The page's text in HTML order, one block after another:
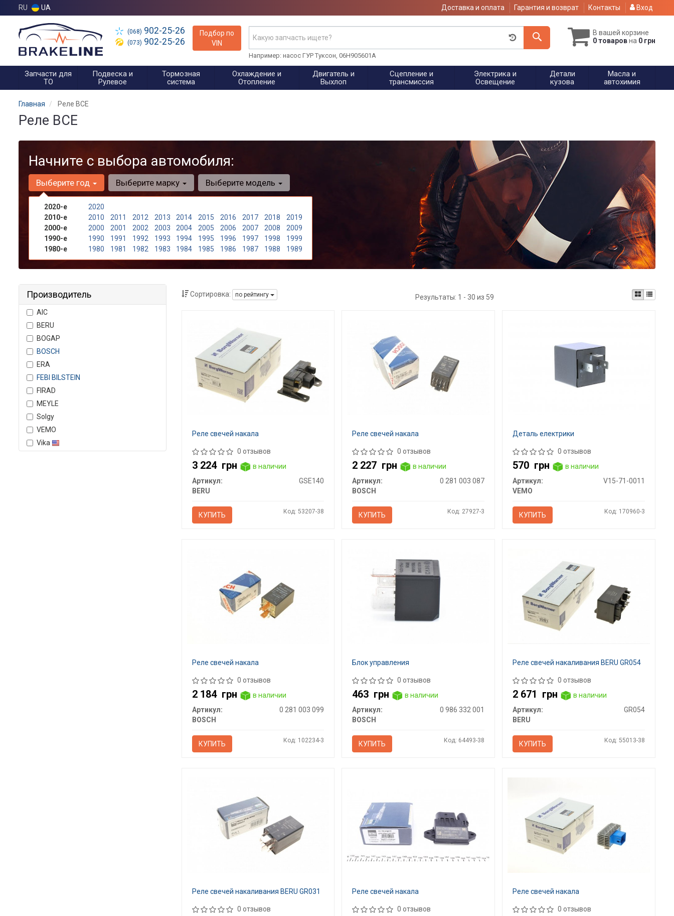
RU UA Доставка и оплата Гарантия и возврат Контакты Вход
(068) 902-25-26
(073) 902-25-26
Подбор по
VIN
В вашей корзине
0 товаровна 0 грн
Например: насос ГУР Туксон, 06H905601A
Запчасти для
ТО
Подвеска и
Рулевое
Тормозная
система
Охлаждение и
Отопление
Двигатель и
Выхлоп
Сцепление и
трансмиссия
Электрика и
Освещение
Детали
кузова
Масла и
автохимия
Главная Реле ВСЕ
Реле ВСЕ
Начните с выбора автомобиля:
Выберите год
2020-е
2020
2010-е
2010 2011 2012 2013 2014 2015 2016 2017 2018
2019
2000-е
2000 2001 2002 2003 2004 2005 2006 2007 2008
2009
1990-е
1990 1991 1992 1993 1994 1995 1996 1997 1998
1999
1980-е
1980 1981 1982 1983 1984 1985 1986 1987 1988 1989
Выберите марку Выберите модель
Производитель
AIC
BERU
BOGAP
BOSCH
ERA
FEBI BILSTEIN
FIRAD
MEYLE
Solgy
VEMO
Vika
Сортировка: по рейтингу Результаты: 1 - 30 из 59
Реле свечей накала
0 отзывов
3 224 грн
в наличии
Артикул:
GSE140
BERU
КУПИТЬ Код: 53207-38
Реле свечей накала
0 отзывов
2 227 грн
в наличии
Артикул:
0 281 003 087
BOSCH
КУПИТЬ Код: 27927-3
Деталь електрики
0 отзывов
570 грн
в наличии
Артикул:
V15-71-0011
VEMO
КУПИТЬ Код: 170960-3
Реле свечей накала
0 отзывов
2 184 грн
в наличии
Артикул:
0 281 003 099
BOSCH
КУПИТЬ Код: 102234-3
Блок управления
0 отзывов
463 грн
в наличии
Артикул:
0 986 332 001
BOSCH
КУПИТЬ Код: 64493-38
Реле свечей накаливания BERU GR054
0 отзывов
2 671 грн
в наличии
Артикул:
GR054
BERU
КУПИТЬ Код: 55013-38
Реле свечей накаливания BERU GR031
0 отзывов
Реле свечей накала
0 отзывов
Реле свечей накала
0 отзывов